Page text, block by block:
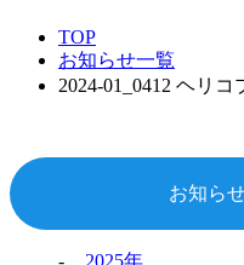
TOP
お知らせ一覧
2024-01_0412 ヘリ
お知ら
2025年